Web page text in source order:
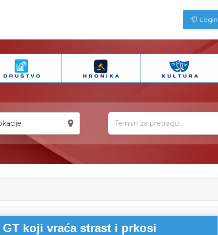
Login
koji vraća strast i prkosi